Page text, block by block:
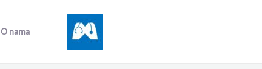
O nama